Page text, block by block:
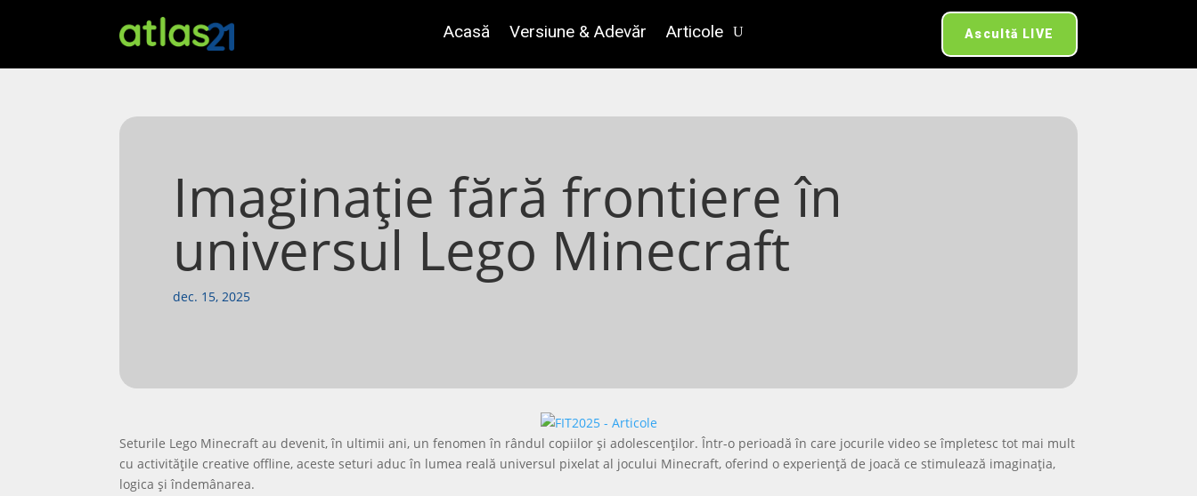
Acasă Versiune & Adevăr Articole Ascultă LIVE
Imaginație fără frontiere în
universul Lego Minecraft
dec. 15, 2025
Seturile Lego Minecraft au devenit, în ultimii ani, un fenomen în rândul copiilor și adolescenților. Într-o perioadă în care jocurile video se împletesc tot mai mult
cu activitățile creative offline, aceste seturi aduc în lumea reală universul pixelat al jocului Minecraft, oferind o experiență de joacă ce stimulează imaginația,
logica și îndemânarea.